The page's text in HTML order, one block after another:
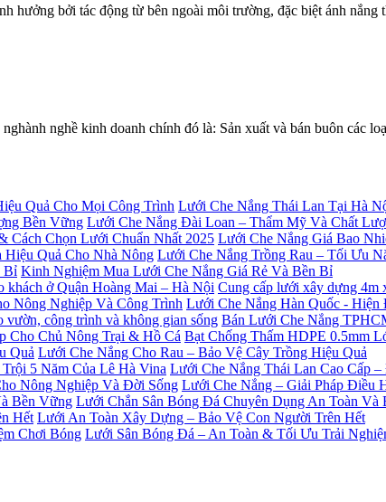
hưởng bởi tác động từ bên ngoài môi trường, đặc biệt ánh
nghề kinh doanh chính đó là: Sản xuất và bán buôn
Lưới Che Nắng Thái Lan Tại Hà
Lưới Che Nắng Đài Loan – Thẩm Mỹ Và Chất
Lưới Che Nắng Giá Bao
Lưới Che Nắng Trồng Rau – Tối Ưu
Kinh Nghiệm Mua Lưới Che Nắng Giá Rẻ Và Bền Bỉ
Cung cấp lưới xây dựng 4m
Lưới Che Nắng Hàn Quốc -
Bán Lưới Che Nắng
Bạt Chống Thấm HDPE 0.5mm
Lưới Che Nắng Cho Rau – Bảo Vệ Cây Trồng Hiệu Quả
Lưới Che Nắng Thái Lan Cao Cấp
Lưới Che Nắng – Giải Pháp Điều
Lưới Chắn Sân Bóng Đá Chuyên Dụng An Toàn Và
Lưới An Toàn Xây Dựng – Bảo Vệ Con Người Trên Hết
Lưới Sân Bóng Đá – An Toàn & Tối Ưu Trải